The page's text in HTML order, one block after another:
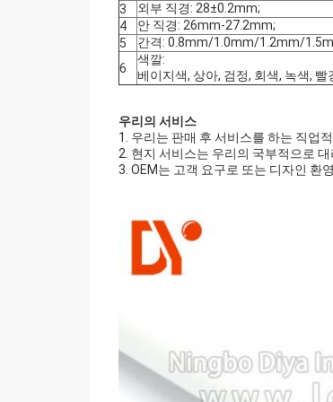
3
외부 직경: 28±0.2mm;
4
안 직경: 26mm-27.2mm;
5
간격: 0.8mm/1.0mm/1.2mm/
6
색깔:
베이지색, 상아, 검정, 회색, 녹색, 빨
우리의 서비스
1. 우리는 판매 후 서비스를 하는 직업
2. 현지 서비스는 우리의 국부적으로
3. OEM는 고객 요구로 또는 디자인 환